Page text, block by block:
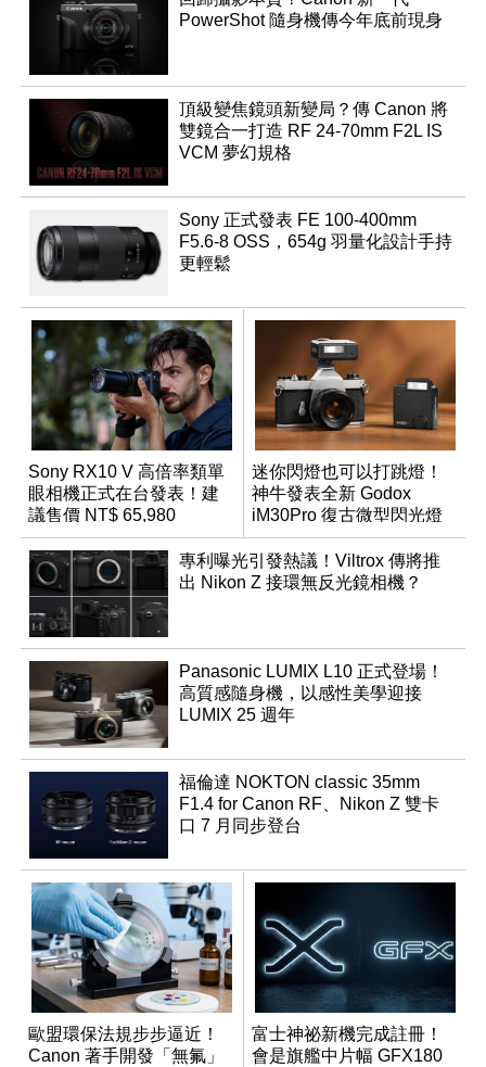
PowerShot 隨身機傳今年底前現身
頂級變焦鏡頭新變局？傳 Canon 將
雙鏡合一打造 RF 24-70mm F2L IS
VCM 夢幻規格
Sony 正式發表 FE 100-400mm
F5.6-8 OSS，654g 羽量化設計手持
更輕鬆
Sony RX10 V 高倍率類單
眼相機正式在台發表！建
議售價 NT$ 65,980
迷你閃燈也可以打跳燈！
神牛發表全新 Godox
iM30Pro 復古微型閃光燈
專利曝光引發熱議！Viltrox 傳將推
出 Nikon Z 接環無反光鏡相機？
Panasonic LUMIX L10 正式登場！
高質感隨身機，以感性美學迎接
LUMIX 25 週年
福倫達 NOKTON classic 35mm
F1.4 for Canon RF、Nikon Z 雙卡
口 7 月同步登台
歐盟環保法規步步逼近！
Canon 著手開發「無氟」
富士神祕新機完成註冊！
會是旗艦中片幅 GFX180